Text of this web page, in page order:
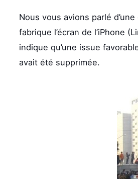
Nous vous avions parlé
fabrique l’écran de l’iPhone
indique qu’une issue
avait été supprimée.